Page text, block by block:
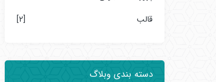
قالب
[2]
دسته بندی وبلاگ